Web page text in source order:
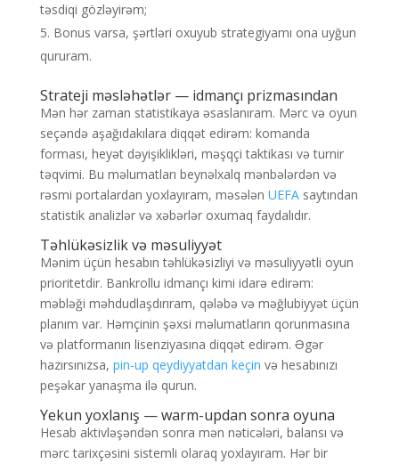
təsdiqi gözləyirəm;
Bonus varsa, şərtləri oxuyub strategiyamı ona uyğun
qururam.
Strateji məsləhətlər — idmançı prizmasından
Mən hər zaman statistikaya əsaslanıram. Mərc və oyun
seçəndə aşağıdakılara diqqət edirəm: komanda
forması, heyət dəyişiklikləri, məşqçi taktikası və turnir
təqvimi. Bu məlumatları beynəlxalq mənbələrdən və
rəsmi portalardan yoxlayıram, məsələn UEFAsaytından
statistik analizlər və xəbərlər oxumaq faydalıdır.
Təhlükəsizlik və məsuliyyət
Mənim üçün hesabın təhlükəsizliyi və məsuliyyətli oyun
prioritetdir. Bankrollu idmançı kimi idarə edirəm:
məbləği məhdudlaşdırıram, qələbə və məğlubiyyət üçün
planım var. Həmçinin şəxsi məlumatların qorunmasına
və platformanın lisenziyasına diqqət edirəm. Əgər
hazırsınızsa, pin-up qeydiyyatdan keçin və hesabınızı
peşəkar yanaşma ilə qurun.
Yekun yoxlanış — warm-updan sonra oyuna
Hesab aktivləşəndən sonra mən nəticələri, balansı və
mərc tarixçəsini sistemli olaraq yoxlayıram. Hər bir